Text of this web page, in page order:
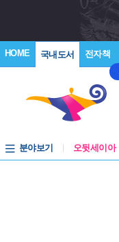
HOME 국내도서 전자책
분야보기 오뒷세이아